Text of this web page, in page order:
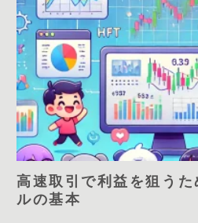
高速取引で利益を狙うた
ルの基本